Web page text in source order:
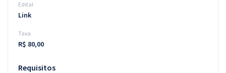
Edital
Link
Taxa
R$ 80,00
Requisitos